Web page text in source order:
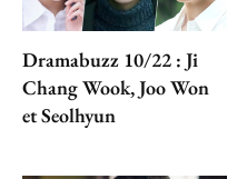
Dramabuzz 10/22 : Ji
Chang Wook, Joo Won
et Seolhyun